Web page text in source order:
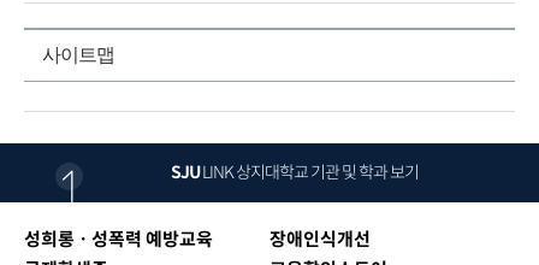
사이트맵
SJULINK상지대학교 기관 및 학과 보기
성희롱ㆍ성폭력 예방교육
장애인식개선